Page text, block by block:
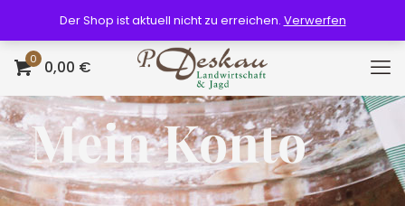
0 0,00 €
Mein Konto
Der Shop ist aktuell nicht zu erreichen. Verwerfen